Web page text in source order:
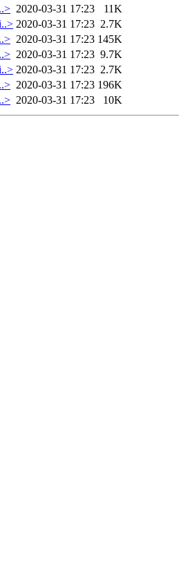
2020-03-31 17:23
11K
2020-03-31 17:23 2.7K
2020-03-31 17:23 145K
2020-03-31 17:23 9.7K
2020-03-31 17:23 2.7K
2020-03-31 17:23 196K
2020-03-31 17:23 10K